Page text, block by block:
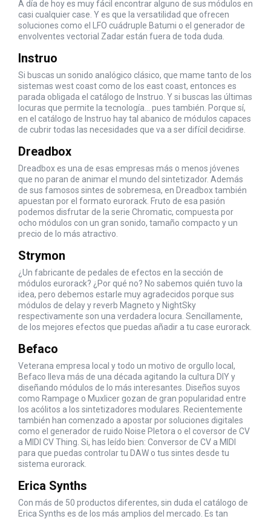
A día de hoy es muy fácil encontrar alguno de sus módulos en
casi cualquier case. Y es que la versatilidad que ofrecen
soluciones como el LFO cuádruple Batumi o el generador de
envolventes vectorial Zadar están fuera de toda duda.
Instruo
Si buscas un sonido analógico clásico, que mame tanto de los
sistemas west coast como de los east coast, entonces es
parada obligada el catálogo de Instruo. Y si buscas las últimas
locuras que permite la tecnología... pues también. Porque sí,
en el catálogo de Instruo hay tal abanico de módulos capaces
de cubrir todas las necesidades que va a ser difícil decidirse.
Dreadbox
Dreadbox es una de esas empresas más o menos jóvenes
que no paran de animar el mundo del sintetizador. Además
de sus famosos sintes de sobremesa, en Dreadbox también
apuestan por el formato eurorack. Fruto de esa pasión
podemos disfrutar de la serie Chromatic, compuesta por
ocho módulos con un gran sonido, tamaño compacto y un
precio de lo más atractivo.
Strymon
¿Un fabricante de pedales de efectos en la sección de
módulos eurorack? ¿Por qué no? No sabemos quién tuvo la
idea, pero debemos estarle muy agradecidos porque sus
módulos de delay y reverb Magneto y NightSky
respectivamente son una verdadera locura. Sencillamente,
de los mejores efectos que puedas añadir a tu case eurorack.
Befaco
Veterana empresa local y todo un motivo de orgullo local,
Befaco lleva más de una década agitando la cultura DIY y
diseñando módulos de lo más interesantes. Diseños suyos
como Rampage o Muxlicer gozan de gran popularidad entre
los acólitos a los sintetizadores modulares. Recientemente
también han comenzado a apostar por soluciones digitales
como el generador de ruido Noise Pletora o el coversor de CV
a MIDI CV Thing. Si, has leído bien: Conversor de CV a MIDI
para que puedas controlar tu DAW o tus sintes desde tu
sistema eurorack.
Erica Synths
Con más de 50 productos diferentes, sin duda el catálogo de
Erica Synths es de los más amplios del mercado. Es tan